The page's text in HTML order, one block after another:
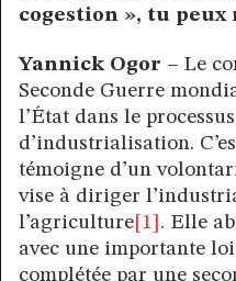
cogestion », tu peux
Yannick Ogor – Le
Seconde Guerre
l’État dans le
d’industrialisation.
témoigne d’un
vise à diriger
l’agriculture [1] . Elle
avec une importante
complétée par une